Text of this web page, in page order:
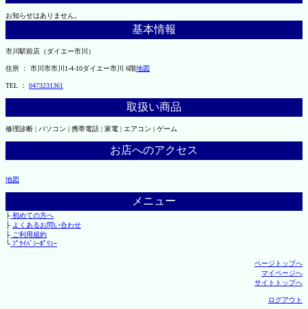
お知らせはありません。
基本情報
市川駅前店（ダイエー市川）
住所 ： 市川市市川1-4-10ダイエー市川 6階地図
TEL ： 0473231361
取扱い商品
修理診断 | パソコン | 携帯電話 | 家電 | エアコン | ゲーム
お店へのアクセス
地図
メニュー
├初めての方へ
├ よくあるお問い合わせ
├ご利用規約
└ﾌﾟﾗｲﾊﾞｼｰﾎﾟﾘｼｰ
ページトップへ
マイページへ
サイトトップへ
ログアウト